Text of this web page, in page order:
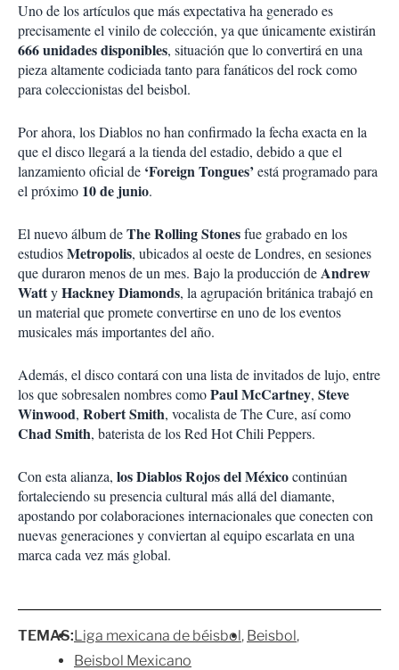
Uno de los artículos que más expectativa ha generado es
precisamente el vinilo de colección, ya que únicamente existirán
666 unidades disponibles, situación que lo convertirá en una
pieza altamente codiciada tanto para fanáticos del rock como
para coleccionistas del beisbol.
Por ahora, los Diablos no han confirmado la fecha exacta en la
que el disco llegará a la tienda del estadio, debido a que el
lanzamiento oficial de ‘Foreign Tongues’ está programado para
el próximo 10 de junio.
El nuevo álbum deThe Rolling Stonesfue grabado en los
estudiosMetropolis, ubicados al oeste de Londres, en sesiones
que duraron menos de un mes. Bajo la producción deAndrew
WattyHackney Diamonds, la agrupación británica trabajó en
un material que promete convertirse en uno de los eventos
musicales más importantes del año.
Además, el disco contará con una lista de invitados de lujo, entre
los que sobresalen nombres comoPaul McCartney, Steve
Winwood, Robert Smith, vocalista de The Cure, así como
Chad Smith, baterista de los Red Hot Chili Peppers.
Con esta alianza, los Diablos Rojos del Méxicocontinúan
fortaleciendo su presencia cultural más allá del diamante,
apostando por colaboraciones internacionales que conecten con
nuevas generaciones y conviertan al equipo escarlata en una
marca cada vez más global.
TEMAS:Liga mexicana de béisbol
Beisbol
Beisbol Mexicano